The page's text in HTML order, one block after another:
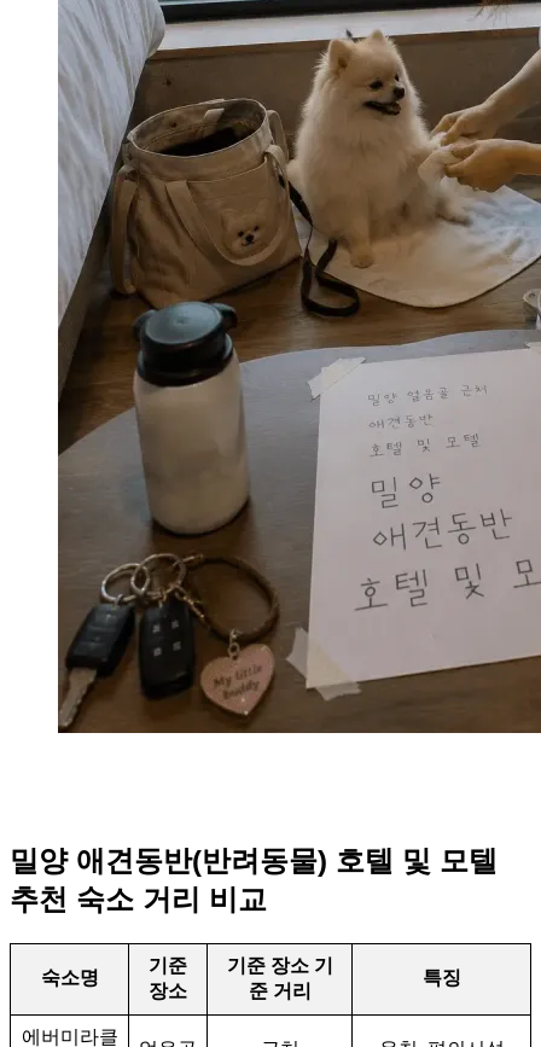
밀양 애견동반(반려동물) 호텔 및 모텔
추천 숙소 거리 비교
숙소명
기준
장소
기준 장소 기
준 거리
특징
에버미라클